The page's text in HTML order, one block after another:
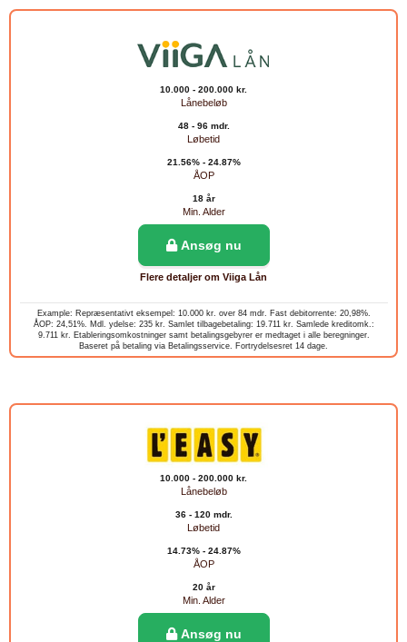
10.000 - 200.000 kr.
Lånebeløb
48 - 96 mdr.
Løbetid
21.56% - 24.87%
ÅOP
18 år
Min. Alder
Ansøg nu
Flere detaljer om Viiga Lån
Example: Repræsentativt eksempel: 10.000 kr. over 84 mdr. Fast debitorrente: 20,98%.
ÅOP: 24,51%. Mdl. ydelse: 235 kr. Samlet tilbagebetaling: 19.711 kr. Samlede kreditomk.:
9.711 kr. Etableringsomkostninger samt betalingsgebyrer er medtaget i alle beregninger.
Baseret på betaling via Betalingsservice. Fortrydelsesret 14 dage.
10.000 - 200.000 kr.
Lånebeløb
36 - 120 mdr.
Løbetid
14.73% - 24.87%
ÅOP
20 år
Min. Alder
Ansøg nu